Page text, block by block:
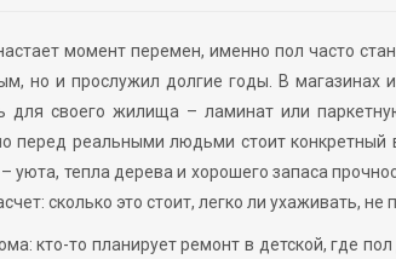
момент перемен, именно пол часто
но и прослужил долгие годы. В магазинах
для своего жилища – ламинат или
перед реальными людьми стоит конкретный
уюта, тепла дерева и хорошего запаса
сколько это стоит, легко ли ухаживать,
кто-то планирует ремонт в детской, где